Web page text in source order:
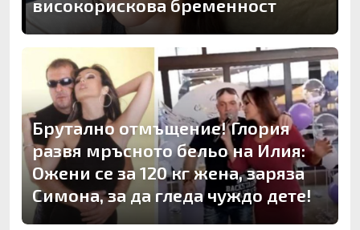
високорискова бременност
Брутално отмъщение! Глория
развя мръсното бельо на Илия:
Ожени се за 120 кг жена, заряза
Симона, за да гледа чуждо дете!